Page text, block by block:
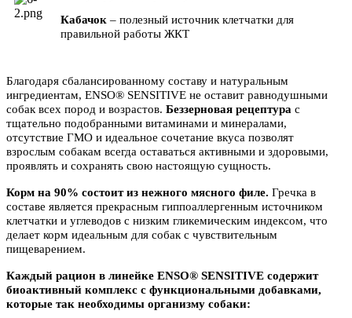
Кабачок – полезный источник клетчатки для
правильной работы ЖКТ
Благодаря сбалансированному составу и натуральным
ингредиентам, ENSO® SENSITIVE не оставит равнодушными
собак всех пород и возрастов. Беззерновая рецептура с
тщательно подобранными витаминами и минералами,
отсутствие ГМО и идеальное сочетание вкуса позволят
взрослым собакам всегда оставаться активными и здоровыми,
проявлять и сохранять свою настоящую сущность.
Корм на 90% состоит из нежного мясного филе. Гречка в
составе является прекрасным гиппоаллергенным источником
клетчатки и углеводов с низким гликемическим индексом, что
делает корм идеальным для собак с чувствительным
пищеварением.
Каждый рацион в линейке ENSO® SENSITIVE содержит
биоактивный комплекс с функциональными добавками,
которые так необходимы организму собаки: